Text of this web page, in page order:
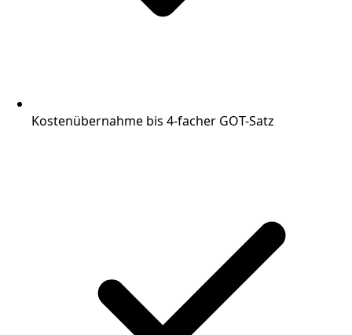
Kostenübernahme bis 4-facher GOT-Satz